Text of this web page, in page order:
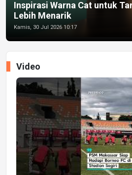
Inspirasi Warna Cat untuk
Lebih Menarik
Kamis, 30 Jul 2026 10:17
Video